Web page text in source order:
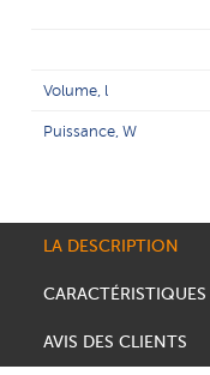
Volume, l
Puissance, W
LA DESCRIPTION
CARACTÉRISTIQUES
AVIS DES CLIENTS